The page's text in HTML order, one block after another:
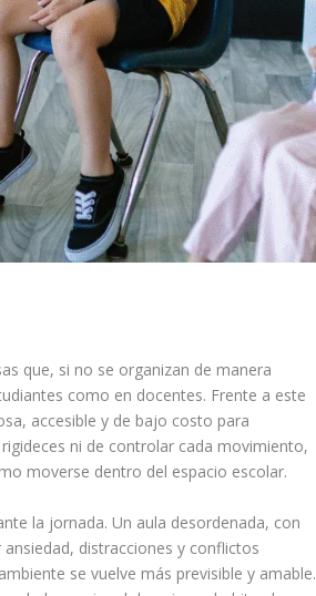
que, si no se organizan de manera
como en docentes. Frente a este
accesible y de bajo costo para
ni de controlar cada movimiento,
moverse dentro del espacio escolar.
la jornada. Un aula desordenada, con
distracciones y conflictos
se vuelve más previsible y amable.